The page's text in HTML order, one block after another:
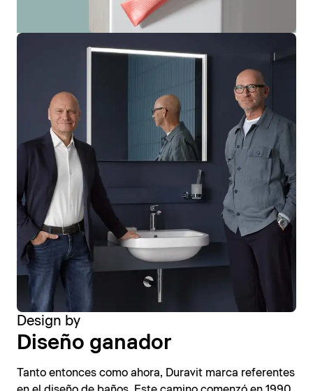
Design by
Diseño ganador
Tanto entonces como ahora, Duravit marca referentes